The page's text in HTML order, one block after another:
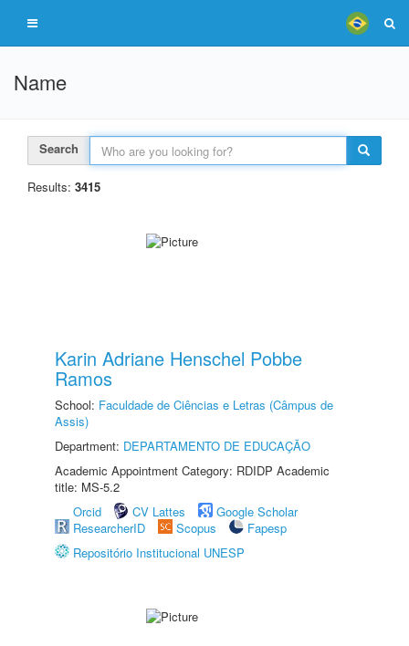
Name
Search
Results: 3415
Karin Adriane Henschel Pobbe
Ramos
School: Faculdade de Ciências e Letras (Câmpus de
Assis)
Department: DEPARTAMENTO DE EDUCAÇÃO
Academic Appointment Category: RDIDP Academic
title: MS-5.2
Orcid
CV Lattes
Google Scholar
ResearcherID
Scopus
Fapesp
Repositório Institucional UNESP